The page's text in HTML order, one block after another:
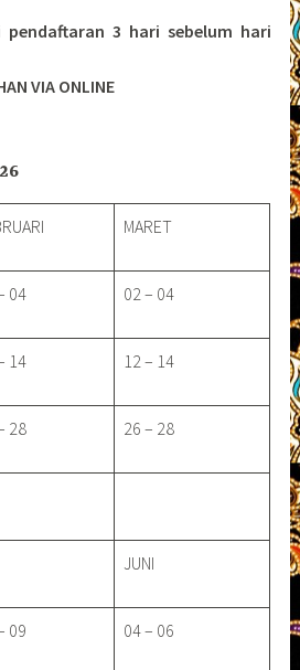
pendaftaran 3 hari sebelum hari
VIA ONLINE
MARET
04 02 – 04
14 12 – 14
28 26 – 28
JUNI
09 04 – 06